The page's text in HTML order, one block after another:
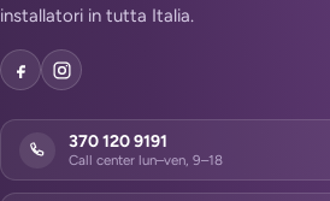
installatori in tutta Italia.
370 120 9191
Call center lun–ven, 9–18